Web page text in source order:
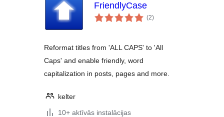
FriendlyCase
(2vērtējumu
kopsumma
)
Reformat titles from 'ALL CAPS' to 'All
Caps' and enable friendly, word
capitalization in posts, pages and more.
kelter
10+ aktīvās instalācijas